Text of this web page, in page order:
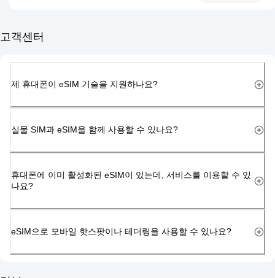
고객센터
제 휴대폰이 eSIM 기술을 지원하나요?
실물 SIM과 eSIM을 함께 사용할 수 있나요?
휴대폰에 이미 활성화된 eSIM이 있는데, 서비스를 이용할 수 있
나요?
eSIM으로 모바일 핫스팟이나 테더링을 사용할 수 있나요?